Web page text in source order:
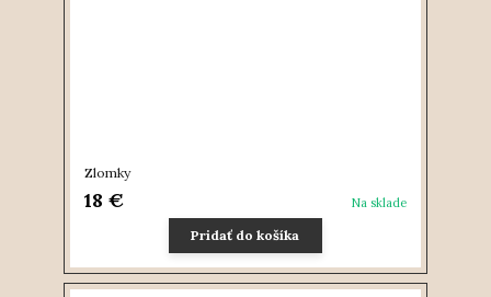
Zlomky
18 € Na sklade
Pridať do košíka